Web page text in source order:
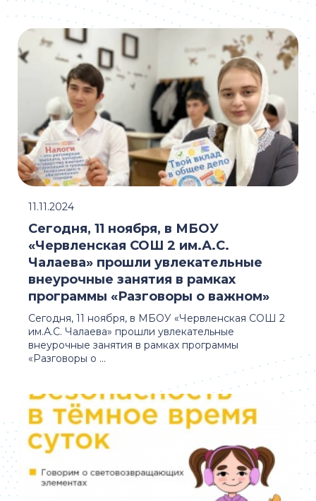
Сегодня, 11 ноября, в МБОУ «Червленская СОШ 2
им.А.С. Чалаева» прошли увлекательные
внеурочные занятия в рамках программы
«Разговоры о ...
Сегодня, 11 ноября, в МБОУ
«Червленская СОШ 2 им.А.С.
Чалаева» прошли увлекательные
внеурочные занятия в рамках
программы «Разговоры о важном»
11.11.2024